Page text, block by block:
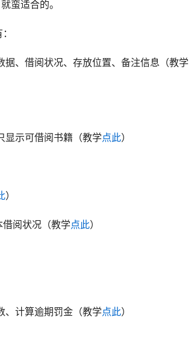
蛮适合的。
、借阅状况、存放位置、备注信息（教学
示可借阅书籍（教学点此）
）
阅状况（教学点此）
计算逾期罚金（教学点此）